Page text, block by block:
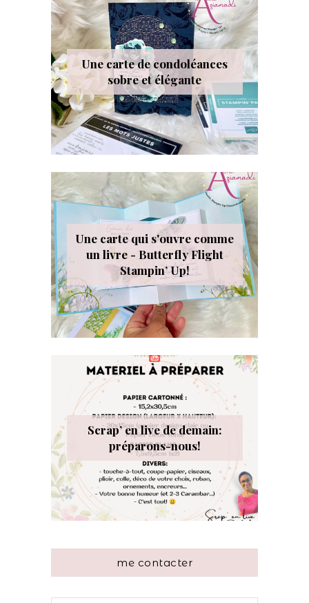
Une carte de condoléances
sobre et élégante
Une carte qui s'ouvre comme
un livre - Butterfly Flight
Stampin’ Up!
Scrap’ en live de demain:
préparons-nous!
me contacter